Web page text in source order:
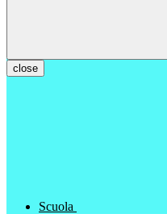
close
Scuola